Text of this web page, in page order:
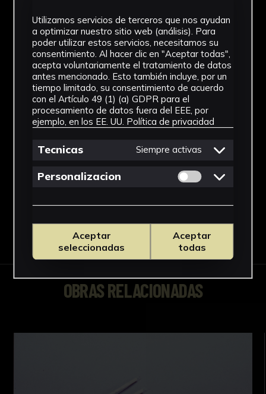
IMÁGENES
OBRAS RELACIONADAS
Utilizamos servicios de terceros que nos ayudan
a optimizar nuestro sitio web (análisis). Para
poder utilizar estos servicios, necesitamos su
consentimiento. Al hacer clic en "Aceptar todas",
acepta voluntariamente el tratamiento de datos
antes mencionado. Esto también incluye, por un
tiempo limitado, su consentimiento de acuerdo
con el Artículo 49 (1) (a) GDPR para el
procesamiento de datos fuera del EEE, por
ejemplo, en los EE. UU. Política de privacidad
Tecnicas Siempre activas
Personalizacion Permitir cookies
Aceptar
seleccionadas
Aceptar
todas